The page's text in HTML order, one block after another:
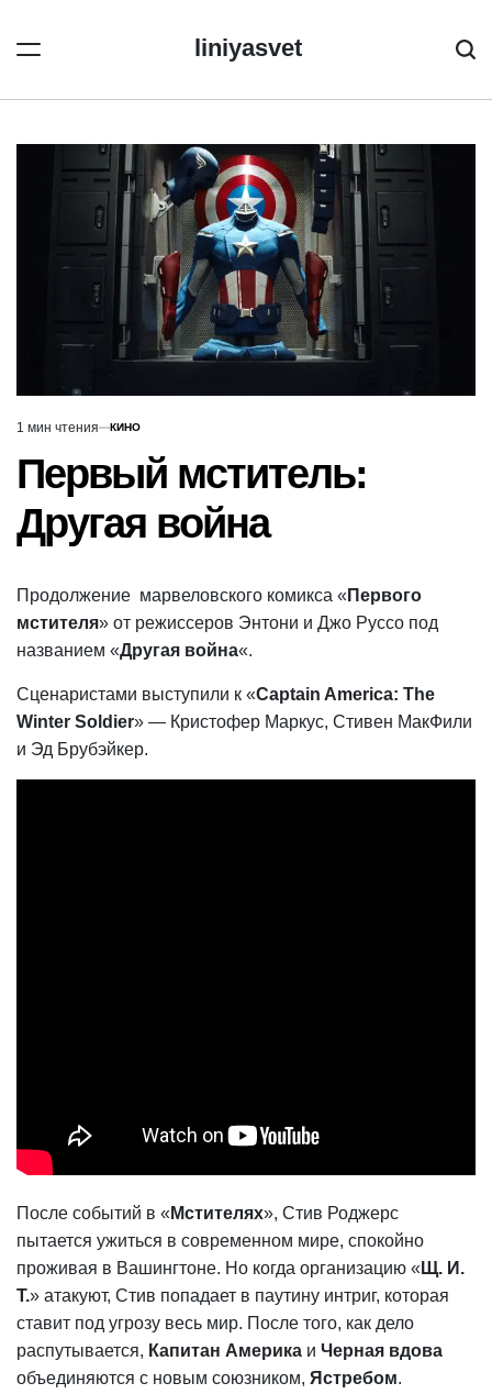
liniyasvet
Расчётное
время
чтения
1 мин чтения
ОПУБЛИКОВАНО
КИНО
Первый мститель:
Другая война
Продолжение марвеловского комикса « Первого
мстителя» от режиссеров Энтони и Джо Руссо под
названием «Другая война«.
Сценаристами выступили к «Captain America: The
Winter Soldier» — Кристофер Маркус, Стивен МакФили
и Эд Брубэйкер.
После событий в « Мстителях», Стив Роджерс
пытается ужиться в современном мире, спокойно
проживая в Вашингтоне. Но когда организацию « Щ. И.
Т.» атакуют, Стив попадает в паутину интриг, которая
ставит под угрозу весь мир. После того, как дело
распутывается, Капитан Америка и Черная вдова
объединяются с новым союзником, Ястребом.